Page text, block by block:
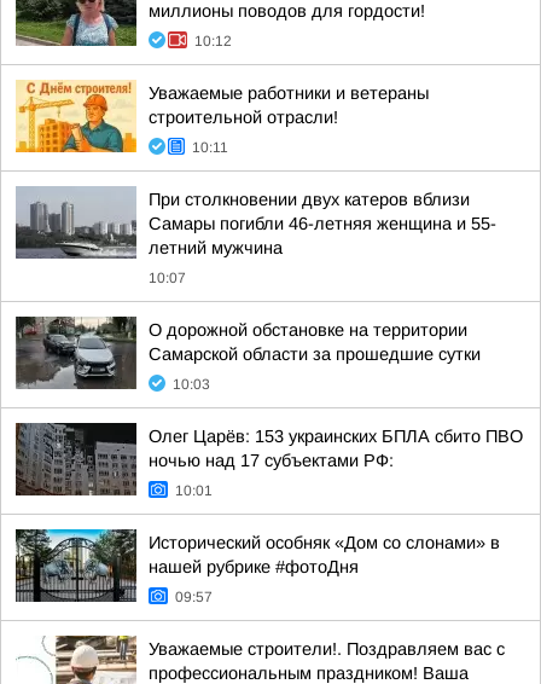
миллионы поводов для гордости!
10:12
Уважаемые работники и ветераны
строительной отрасли!
10:11
При столкновении двух катеров вблизи
Самары погибли 46-летняя женщина и 55-
летний мужчина
10:07
О дорожной обстановке на территории
Самарской области за прошедшие сутки
10:03
Олег Царёв: 153 украинских БПЛА сбито ПВО
ночью над 17 субъектами РФ:
10:01
Исторический особняк «Дом со слонами» в
нашей рубрике #фотоДня
09:57
Уважаемые строители!. Поздравляем вас с
профессиональным праздником! Ваша